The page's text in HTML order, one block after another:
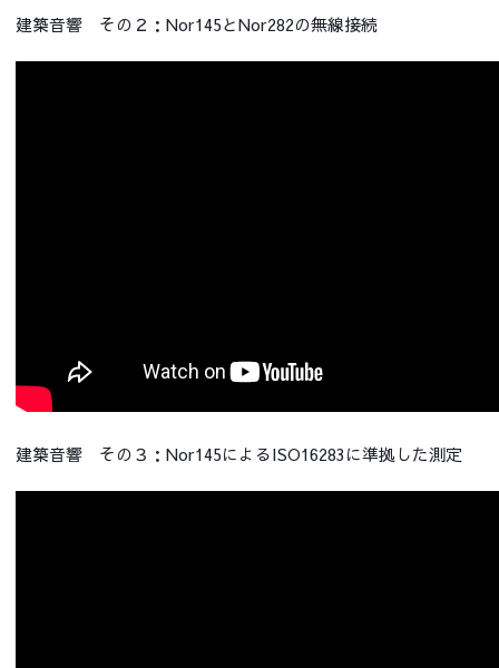
建築音響 その２：Nor145とNor282の無線接続
建築音響 その３：Nor145によるISO16283に準拠した測定